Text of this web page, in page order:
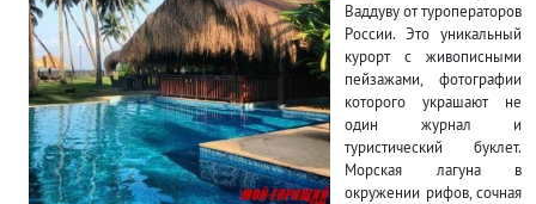
Ваддуву от туроператоров
России. Это уникальный
курорт с живописными
пейзажами, фотографии
которого украшают не
один журнал и
туристический буклет.
Морская лагуна в
окружении рифов, сочная